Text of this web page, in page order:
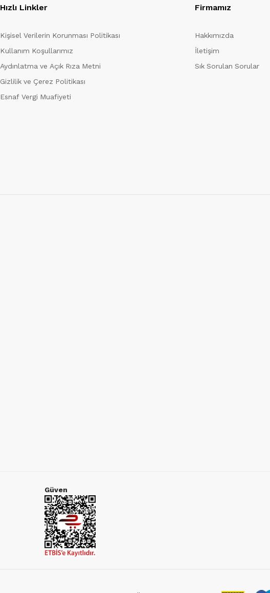
Hızlı Linkler
Kişisel Verilerin Korunması Politikası
Kullanım Koşullarımız
Aydınlatma ve Açık Rıza Metni
Gizlilik ve Çerez Politikası
Esnaf Vergi Muafiyeti
Firmamız
Hakkımızda
İletişim
Sık Sorulan Sorular
Güven